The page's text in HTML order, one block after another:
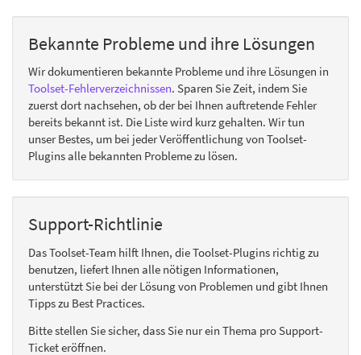
Bekannte Probleme und ihre Lösungen
Wir dokumentieren bekannte Probleme und ihre Lösungen in
Toolset-Fehlerverzeichnissen. Sparen Sie Zeit, indem Sie
zuerst dort nachsehen, ob der bei Ihnen auftretende Fehler
bereits bekannt ist. Die Liste wird kurz gehalten. Wir tun
unser Bestes, um bei jeder Veröffentlichung von Toolset-
Plugins alle bekannten Probleme zu lösen.
Support-Richtlinie
Das Toolset-Team hilft Ihnen, die Toolset-Plugins richtig zu
benutzen, liefert Ihnen alle nötigen Informationen,
unterstützt Sie bei der Lösung von Problemen und gibt Ihnen
Tipps zu Best Practices.
Bitte stellen Sie sicher, dass Sie nur ein Thema pro Support-
Ticket eröffnen.